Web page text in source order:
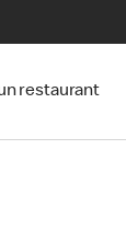
restaurant